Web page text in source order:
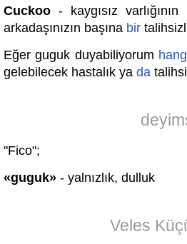
Cuckoo- kaygısız
arkadaşınızın başına bir
Eğer guguk duyabiliyorum
gelebilecek hastalık ya da
"Fico";
«guguk» - yalnızlık, dulluk
Veles